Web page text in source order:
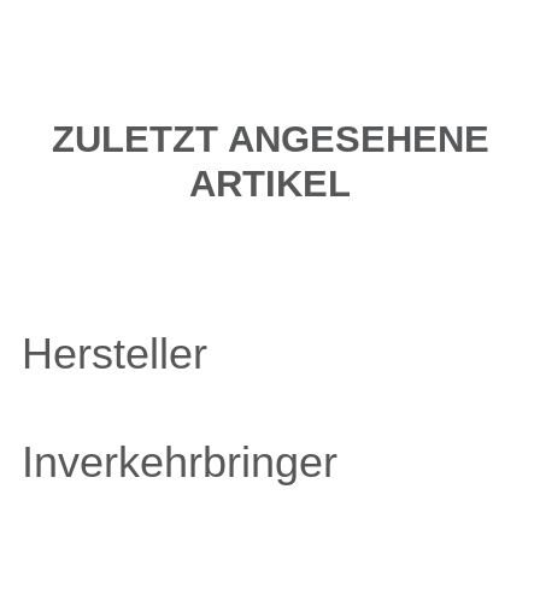
ZULETZT ANGESEHENE
ARTIKEL
Hersteller
Inverkehrbringer